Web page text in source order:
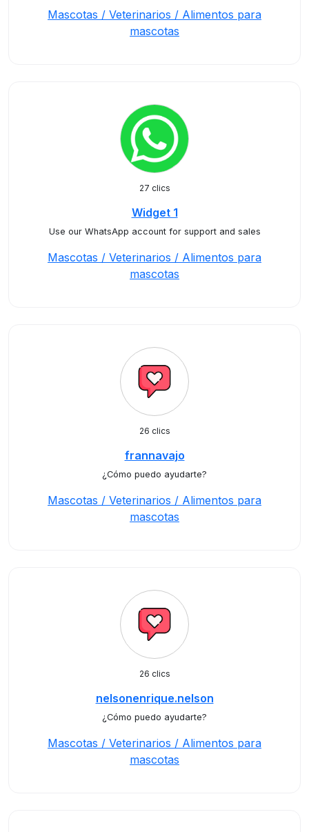
Mascotas / Veterinarios / Alimentos para
mascotas
27 clics
Widget 1
Use our WhatsApp account for support and sales
Mascotas / Veterinarios / Alimentos para
mascotas
26 clics
frannavajo
¿Cómo puedo ayudarte?
Mascotas / Veterinarios / Alimentos para
mascotas
26 clics
nelsonenrique.nelson
¿Cómo puedo ayudarte?
Mascotas / Veterinarios / Alimentos para
mascotas